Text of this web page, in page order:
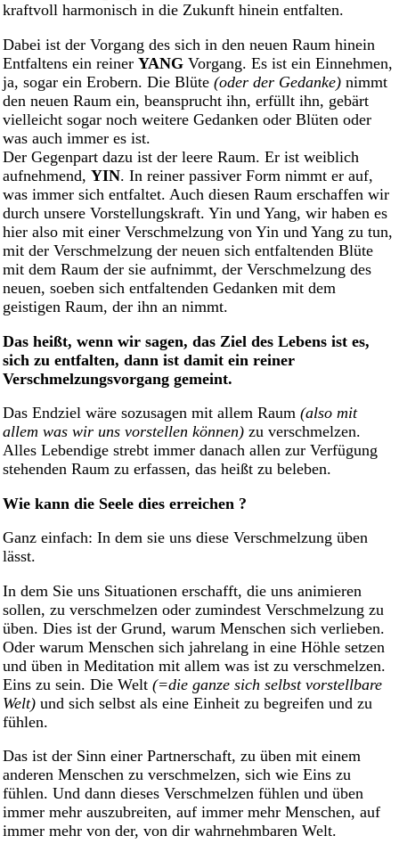
kraftvoll harmonisch in die Zukunft hinein entfalten.
Dabei ist der Vorgang des sich in den neuen Raum hinein
Entfaltens ein reiner YANG Vorgang. Es ist ein Einnehmen,
ja, sogar ein Erobern. Die Blüte (oder der Gedanke) nimmt
den neuen Raum ein, beansprucht ihn, erfüllt ihn, gebärt
vielleicht sogar noch weitere Gedanken oder Blüten oder
was auch immer es ist.
Der Gegenpart dazu ist der leere Raum. Er ist weiblich
aufnehmend, YIN. In reiner passiver Form nimmt er auf,
was immer sich entfaltet. Auch diesen Raum erschaffen wir
durch unsere Vorstellungskraft. Yin und Yang, wir haben es
hier also mit einer Verschmelzung von Yin und Yang zu tun,
mit der Verschmelzung der neuen sich entfaltenden Blüte
mit dem Raum der sie aufnimmt, der Verschmelzung des
neuen, soeben sich entfaltenden Gedanken mit dem
geistigen Raum, der ihn an nimmt.
Das heißt, wenn wir sagen, das Ziel des Lebens ist es,
sich zu entfalten, dann ist damit ein reiner
Verschmelzungsvorgang gemeint.
Das Endziel wäre sozusagen mit allem Raum (also mit
allem was wir uns vorstellen können) zu verschmelzen.
Alles Lebendige strebt immer danach allen zur Verfügung
stehenden Raum zu erfassen, das heißt zu beleben.
Wie kann die Seele dies erreichen ?
Ganz einfach: In dem sie uns diese Verschmelzung üben
lässt.
In dem Sie uns Situationen erschafft, die uns animieren
sollen, zu verschmelzen oder zumindest Verschmelzung zu
üben. Dies ist der Grund, warum Menschen sich verlieben.
Oder warum Menschen sich jahrelang in eine Höhle setzen
und üben in Meditation mit allem was ist zu verschmelzen.
Eins zu sein. Die Welt (=die ganze sich selbst vorstellbare
Welt) und sich selbst als eine Einheit zu begreifen und zu
fühlen.
Das ist der Sinn einer Partnerschaft, zu üben mit einem
anderen Menschen zu verschmelzen, sich wie Eins zu
fühlen. Und dann dieses Verschmelzen fühlen und üben
immer mehr auszubreiten, auf immer mehr Menschen, auf
immer mehr von der, von dir wahrnehmbaren Welt.